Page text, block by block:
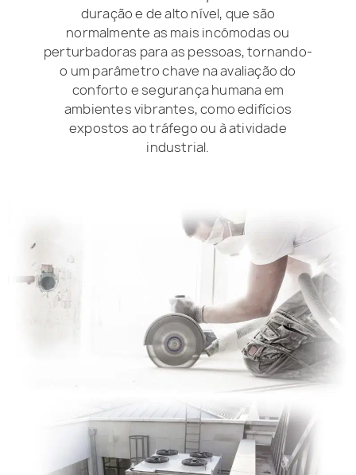
duração e de alto nível, que são
normalmente as mais incómodas ou
perturbadoras para as pessoas, tornando-
o um parâmetro chave na avaliação do
conforto e segurança humana em
ambientes vibrantes, como edifícios
expostos ao tráfego ou à atividade
industrial.